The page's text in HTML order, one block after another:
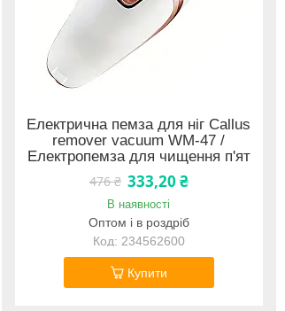
Електрична пемза для ніг Callus
remover vacuum WM-47 /
Електропемза для чищення п'ят
476 ₴ 333,20 ₴
В наявності
Оптом і в роздріб
234562600
Купити